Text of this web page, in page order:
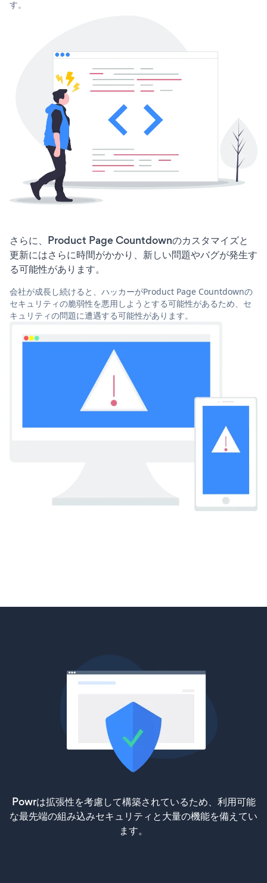
す。
さらに、Product Page Countdownのカスタマイズと
更新にはさらに時間がかかり、新しい問題やバグが発生す
る可能性があります。
会社が成長し続けると、ハッカーがProduct Page Countdownの
セキュリティの脆弱性を悪用しようとする可能性があるため、セ
キュリティの問題に遭遇する可能性があります。
Powrは拡張性を考慮して構築されているため、利用可能
な最先端の組み込みセキュリティと大量の機能を備えてい
ます。